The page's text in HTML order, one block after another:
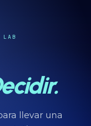
LAB
llevar una